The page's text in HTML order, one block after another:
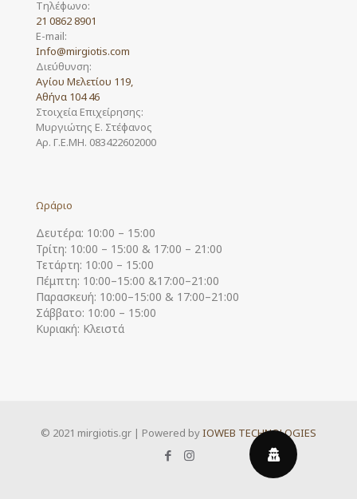
Τηλέφωνο:
21 0862 8901
E-mail:
Info@mirgiotis.com
Διεύθυνση:
Αγίου Μελετίου 119,
Αθήνα 104 46
Στοιχεία Επιχείρησης:
Μυργιώτης Ε. Στέφανος
Αρ. Γ.Ε.ΜΗ. 083422602000
Ωράριο
Δευτέρα: 10:00 – 15:00
Τρίτη: 10:00 – 15:00 & 17:00 – 21:00
Τετάρτη: 10:00 – 15:00
Πέμπτη: 10:00–15:00 &17:00–21:00
Παρασκευή: 10:00–15:00 & 17:00–21:00
Σάββατο: 10:00 – 15:00
Κυριακή: Κλειστά
© 2021 mirgiotis.gr | Powered byIOWEB TECHNOLOGIES